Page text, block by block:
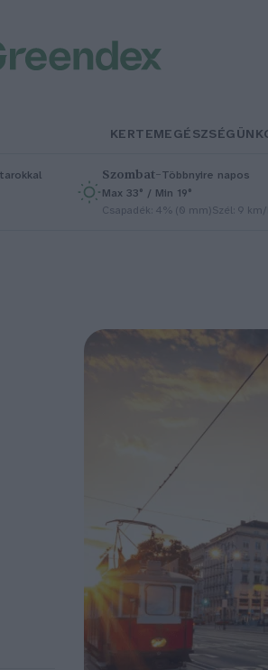
KERTEMEGÉSZSÉGÜNK
Szombat–Többnyire napos
Max 33° / Min 19°
Csapadék: 4% (0 mm)Szél: 9